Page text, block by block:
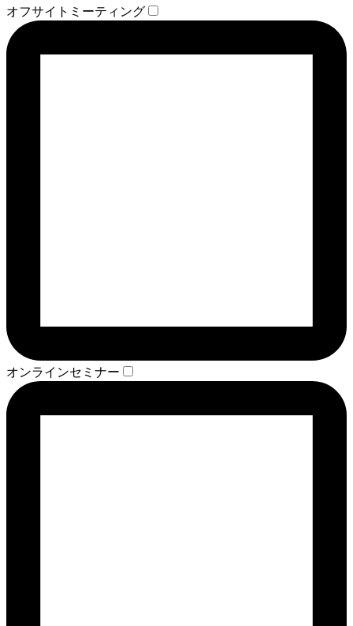
オフサイトミーティング
オンラインセミナー